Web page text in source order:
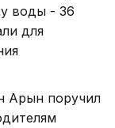
воды - 36
для
Арын поручил